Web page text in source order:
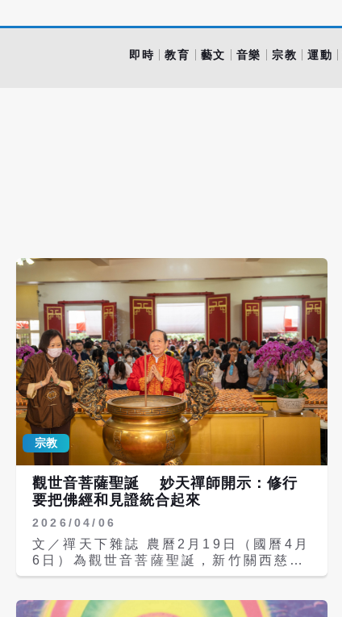
即時 教育 藝文 音樂 宗教 運動
宗教
觀世音菩薩聖誕 妙天禪師開示：修行
要把佛經和見證統合起來
2026/04/06
文／禪天下雜誌 農曆2月19日（國曆4月
6日）為觀世音菩薩聖誕，新竹關西慈航
觀音禪寺當日特別舉辦「點亮菩提心燈大
第八十五代宗師悟覺妙天禪師親臨主持；